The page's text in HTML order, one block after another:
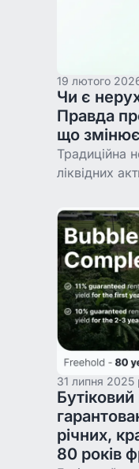
19 лютого
Чи є
Правда
що
Традиційна
ліквідних
а
31 липня 2025
річних,
80 років